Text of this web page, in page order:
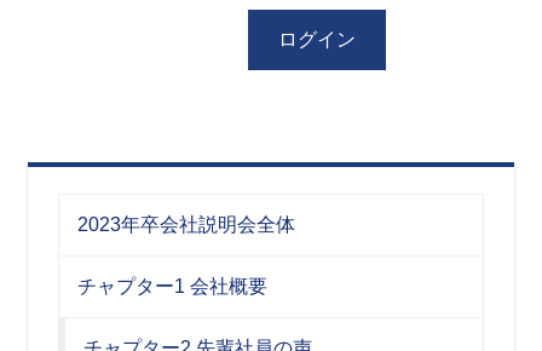
2023年卒会社説明会全体
チャプター1 会社概要